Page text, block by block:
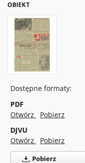
OBIEKT
Dostępne formaty:
PDF
Otwórz
Pobierz
DJVU
Otwórz
Pobierz
Pobierz